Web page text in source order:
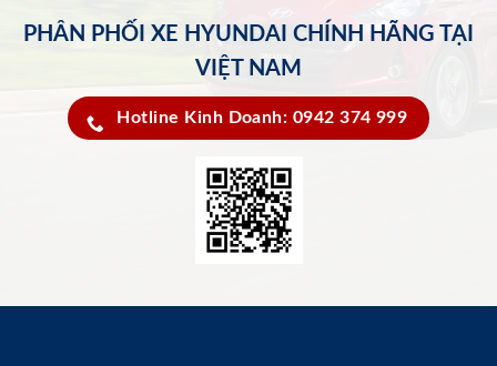
PHÂN PHỐI XE HYUNDAI CHÍNH HÃNG TẠI
VIỆT NAM
Hotline Kinh Doanh: 0942 374 999